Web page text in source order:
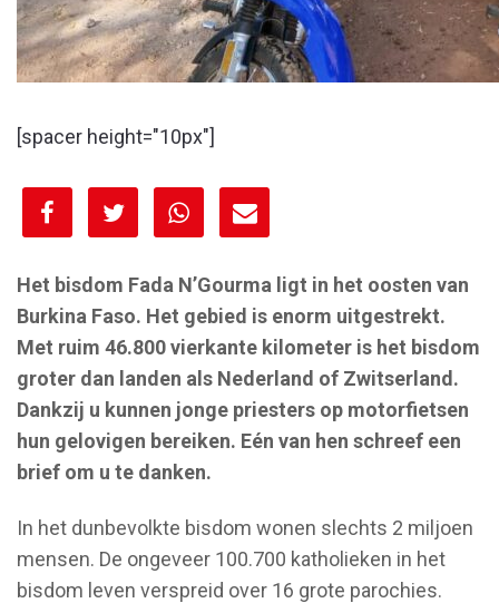
[spacer height="10px"]
[spacer height="10px"]
Het bisdom Fada N’Gourma ligt in het oosten van
Burkina Faso. Het gebied is enorm uitgestrekt.
Met ruim 46.800 vierkante kilometer is het bisdom
groter dan landen als Nederland of Zwitserland.
Dankzij u kunnen jonge priesters op motorfietsen
hun gelovigen bereiken. Eén van hen schreef een
brief om u te danken.
In het dunbevolkte bisdom wonen slechts 2 miljoen
mensen. De ongeveer 100.700 katholieken in het
bisdom leven verspreid over 16 grote parochies.